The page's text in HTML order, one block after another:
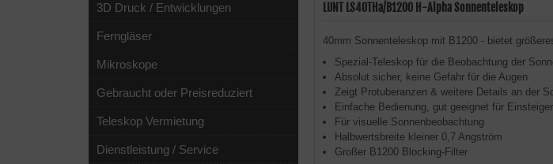
LUNT LS40THa/B1200 H-Alpha Sonnenteleskop
40mm Sonnenteleskop mit B1200 - bietet
Spezial-Teleskop für die Beobachtung der
Absolut sicher, keine Gefahr für die Augen
Zeigt Protuberanzen & weitere Details an der
Einfache Bedienung, gut geeignet für Einsteiger
Für visuelle Sonnenbeobachtung
Halbwertsbreite kleiner 0,7 Angström
Großer B1200 Blocking-Filter
3D Druck / Entwicklungen
Ferngläser
Mikroskope
Gebraucht oder Preisreduziert
Teleskop Vermietung
Dienstleistung / Service